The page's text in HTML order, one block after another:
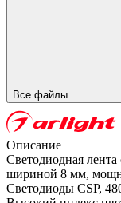
Все файлы
Описание
Светодиодная
шириной 8 мм,
Светодиоды CSP,